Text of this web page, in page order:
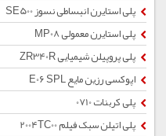
پلی استایرن انبساطی نسوز SE500
پلی استایرن معمولی MP08
پلی پروپیلن شیمیایی ZR340R
اپوکسی رزین مایع E06 SPL
پلی کربنات 0710
پلی اتیلن سبک فیلم 2004TC00